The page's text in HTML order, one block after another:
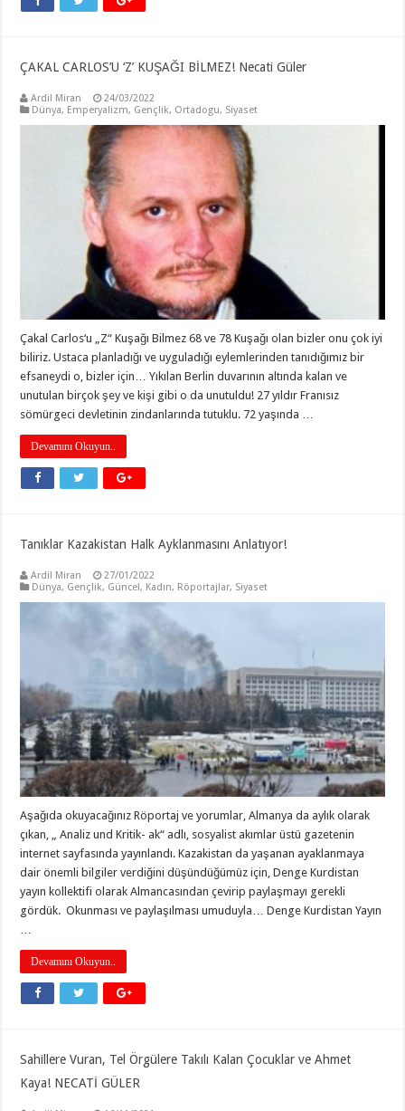
ÇAKAL CARLOS’U ‘Z’ KUŞAĞI BİLMEZ! Necati Güler
Ardil Miran
24/03/2022
Dünya, Emperyalizm, Gençlik, Ortadogu, Siyaset
Çakal Carlos‘u „Z“ Kuşağı Bilmez 68 ve 78 Kuşağı olan bizler onu çok iyi
biliriz. Ustaca planladığı ve uyguladığı eylemlerinden tanıdığımız bir
efsaneydi o, bizler için… Yıkılan Berlin duvarının altında kalan ve
unutulan birçok şey ve kişi gibi o da unutuldu! 27 yıldır Franısız
sömürgeci devletinin zindanlarında tutuklu. 72 yaşında …
Devamını Okuyun..
Tanıklar Kazakistan Halk Ayklanmasını Anlatıyor!
Ardil Miran
27/01/2022
Dünya, Gençlik, Güncel, Kadın, Röportajlar, Siyaset
Aşağıda okuyacağınız Röportaj ve yorumlar, Almanya da aylık olarak
çıkan, „ Analiz und Kritik- ak“ adlı, sosyalist akımlar üstü gazetenin
internet sayfasında yayınlandı. Kazakistan da yaşanan ayaklanmaya
dair önemli bilgiler verdiğini düşündüğümüz için, Denge Kurdistan
yayın kollektifi olarak Almancasından çevirip paylaşmayı gerekli
gördük. Okunması ve paylaşılması umuduyla… Denge Kurdistan Yayın
Devamını Okuyun..
Sahillere Vuran, Tel Örgülere Takılı Kalan Çocuklar ve Ahmet
Kaya! NECATİ GÜLER